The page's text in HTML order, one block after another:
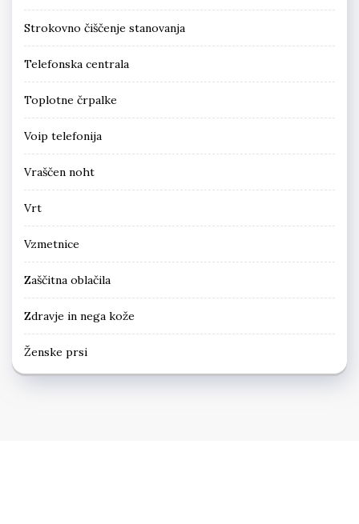
Strokovno čiščenje stanovanja
Telefonska centrala
Toplotne črpalke
Voip telefonija
Vraščen noht
Vrt
Vzmetnice
Zaščitna oblačila
Zdravje in nega kože
Ženske prsi